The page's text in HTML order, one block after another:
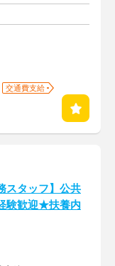
交通費支給
スタッフ】公共
験歓迎★扶養内